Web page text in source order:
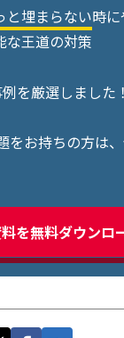
と埋まらない時
な王道の対策
を厳選しました！
をお持ちの方は
を無料ダウンロ